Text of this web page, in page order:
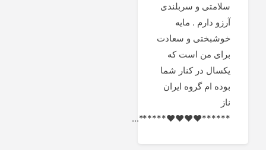
سلامتی و سربلندی
آرزو دارم . مایه
خوشبختی و سعادت
برای من است که
یکسال در کنار شما
بوده ام گروه ایران
ناز
******♥♥♥♥******...